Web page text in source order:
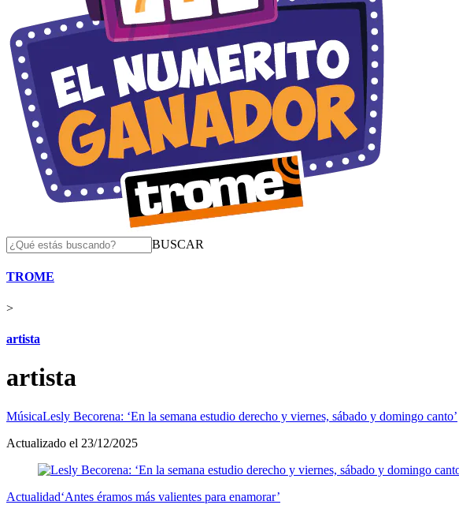
BUSCAR
TROME
>
artista
artista
MúsicaLesly Becorena: ‘En la semana estudio derecho y viernes, sábado y domingo canto’
Actualizado el 23/12/2025
Actualidad‘Antes éramos más valientes para enamorar’